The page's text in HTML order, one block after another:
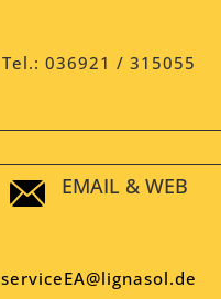
Tel.: 036921 / 315055
EMAIL & WEB
serviceEA@lignasol.de